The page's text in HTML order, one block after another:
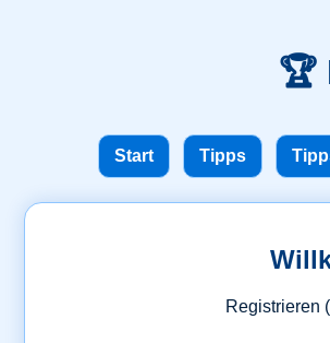
🏆
Start Tipps
Registrieren